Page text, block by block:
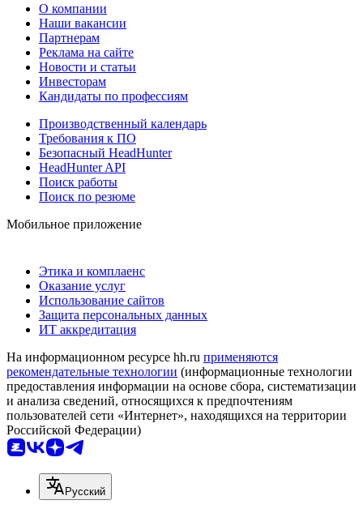
О компании
Наши вакансии
Партнерам
Реклама на сайте
Новости и статьи
Инвесторам
Кандидаты по профессиям
Производственный календарь
Требования к ПО
Безопасный HeadHunter
HeadHunter API
Поиск работы
Поиск по резюме
Мобильное приложение
Этика и комплаенс
Оказание услуг
Использование сайтов
Защита персональных данных
ИТ аккредитация
На информационном ресурсе hh.ru применяются
рекомендательные технологии (информационные технологии
предоставления информации на основе сбора, систематизации
и анализа сведений, относящихся к предпочтениям
пользователей сети «Интернет», находящихся на территории
Российской Федерации)
Русский